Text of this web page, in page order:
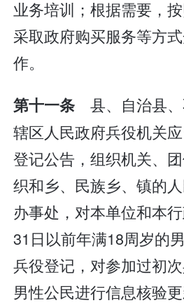
业务培训；根据需要，
采取政府购买服务等方
作。
第十一条 县、自治县
辖区人民政府兵役机关
登记公告，组织机关、
织和乡、民族乡、镇的
办事处，对本单位和本
31日以前年满18周岁的
兵役登记，对参加过初
男性公民进行信息核验更